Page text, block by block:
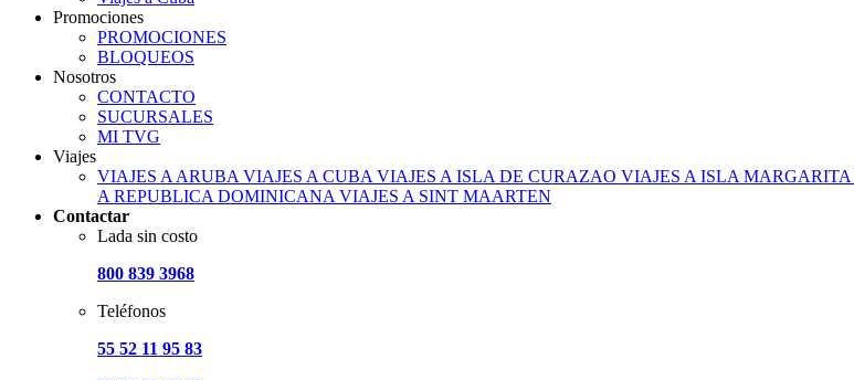
Promociones
PROMOCIONES
BLOQUEOS
Nosotros
CONTACTO
SUCURSALES
MI TVG
Viajes
VIAJES A ARUBA VIAJES A CUBA VIAJES A ISLA DE CURAZAO VIAJES A ISLA MARGARITA
A REPUBLICA DOMINICANA VIAJES A SINT MAARTEN
Contactar
Lada sin costo
800 839 3968
Teléfonos
55 52 11 95 83